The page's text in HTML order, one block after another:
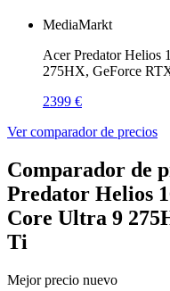
MediaMarkt
Acer Predator
275HX, GeForce
2399 €
Ver comparador de precios
Comparador de
Predator Helios
Core Ultra 9
Ti
Mejor precio nuevo